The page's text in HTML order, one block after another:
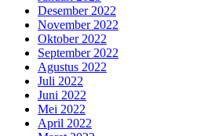
Desember 2022
November 2022
Oktober 2022
September 2022
Agustus 2022
Juli 2022
Juni 2022
Mei 2022
April 2022